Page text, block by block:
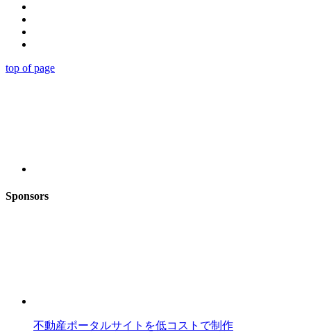
top of page
Sponsors
不動産ポータルサイトを低コストで制作